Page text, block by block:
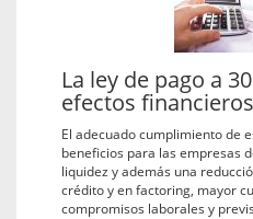
La ley de pago a
efectos
El adecuado cumplimiento de
beneficios para las empresas
liquidez y además una
crédito y en factoring, mayor
compromisos laborales y